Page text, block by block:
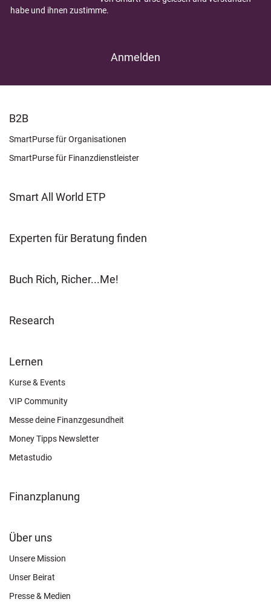
habe und ihnen zustimme.
FOOTER
LEARN
B2B
SmartPurse für Organisationen
SmartPurse für Finanzdienstleister
Smart All World ETP
Experten für Beratung finden
Buch Rich, Richer...Me!
Research
FOOTER
OTHER
Lernen
Kurse & Events
VIP Community
Messe deine Finanzgesundheit
Money Tipps Newsletter
Metastudio
Finanzplanung
FOOTER
CONNECT
Über uns
Unsere Mission
Unser Beirat
Presse & Medien